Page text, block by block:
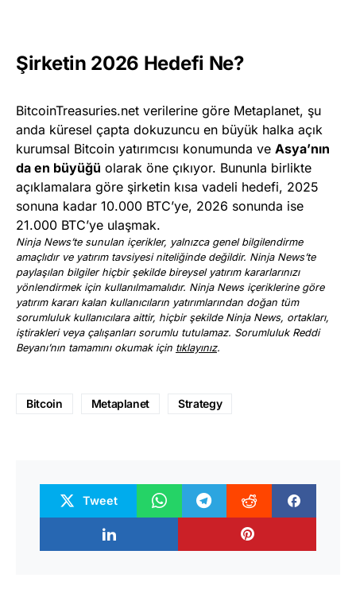
Şirketin 2026 Hedefi Ne?
BitcoinTreasuries.net verilerine göre Metaplanet, şu
anda küresel çapta dokuzuncu en büyük halka açık
kurumsal Bitcoin yatırımcısı konumunda ve Asya’nın
da en büyüğü olarak öne çıkıyor. Bununla birlikte
açıklamalara göre şirketin kısa vadeli hedefi, 2025
sonuna kadar 10.000 BTC’ye, 2026 sonunda ise
21.000 BTC’ye ulaşmak.
Ninja News’te sunulan içerikler, yalnızca genel bilgilendirme
amaçlıdır ve yatırım tavsiyesi niteliğinde değildir. Ninja News’te
paylaşılan bilgiler hiçbir şekilde bireysel yatırım kararlarınızı
yönlendirmek için kullanılmamalıdır. Ninja News içeriklerine göre
yatırım kararı kalan kullanıcıların yatırımlarından doğan tüm
sorumluluk kullanıcılara aittir, hiçbir şekilde Ninja News, ortakları,
iştirakleri veya çalışanları sorumlu tutulamaz. Sorumluluk Reddi
Beyanı’nın tamamını okumak için tıklayınız.
Bitcoin Metaplanet Strategy
Tweet